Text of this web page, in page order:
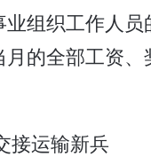
业组织工作人员
的全部工资、
接运输新兵